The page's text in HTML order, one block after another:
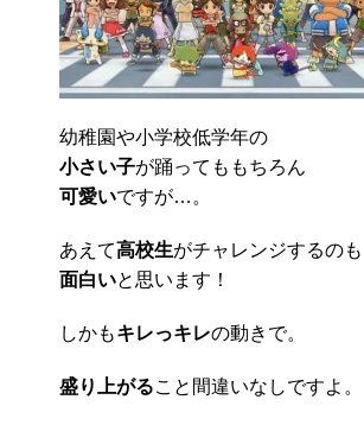
幼稚園や小学校低学年の
小さい子が踊ってももちろん
可愛いですが…。
あえて高校生がチャレンジするのも
面白いと思います！
しかもキレっキレの動きで。
盛り上がること間違いなしですよ。